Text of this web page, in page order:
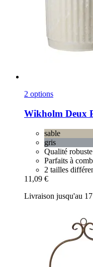
2 options
Wikholm Deux
sable
gris
Qualité robuste
Parfaits à
2 tailles
11,09 €
Livraison jusqu'au